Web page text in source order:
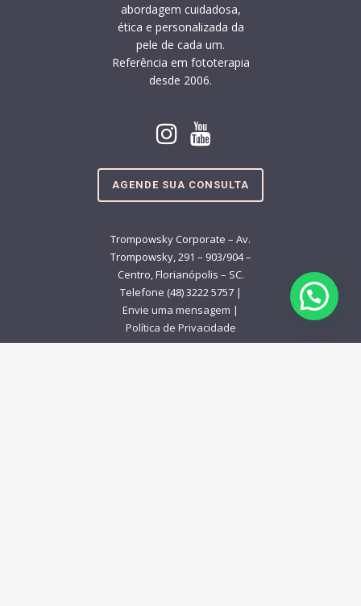
abordagem cuidadosa,
ética e personalizada da
pele de cada um.
Referência em fototerapia
desde 2006.
AGENDE SUA CONSULTA
Trompowsky Corporate – Av.
Trompowsky, 291 – 903/904 –
Centro, Florianópolis – SC.
Telefone (48) 3222 5757 |
Envie uma mensagem |
Política de Privacidade